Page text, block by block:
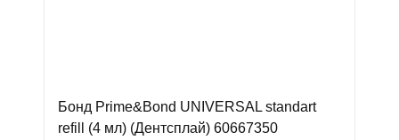
Бонд Prime&Bond UNIVERSAL standart
refill (4 мл) (Дентсплай) 60667350